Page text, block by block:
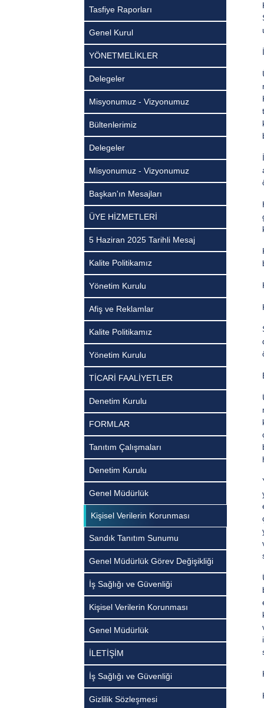
Tasfiye Raporları
Genel Kurul
YÖNETMELİKLER
Delegeler
Misyonumuz - Vizyonumuz
Bültenlerimiz
Delegeler
Misyonumuz - Vizyonumuz
Başkan'ın Mesajları
ÜYE HİZMETLERİ
5 Haziran 2025 Tarihli Mesaj
Kalite Politikamız
Yönetim Kurulu
Afiş ve Reklamlar
Kalite Politikamız
Yönetim Kurulu
TİCARİ FAALİYETLER
Denetim Kurulu
FORMLAR
Tanıtım Çalışmaları
Denetim Kurulu
Genel Müdürlük
Kişisel Verilerin Korunması
Sandık Tanıtım Sunumu
Genel Müdürlük Görev Değişikliği
İş Sağlığı ve Güvenliği
Kişisel Verilerin Korunması
Genel Müdürlük
İLETİŞİM
İş Sağlığı ve Güvenliği
Gizlilik Sözleşmesi